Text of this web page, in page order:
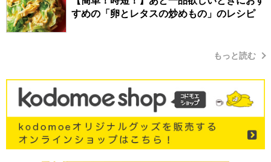
すめの「卵とレタスの炒めもの」のレシピ
もっと読む